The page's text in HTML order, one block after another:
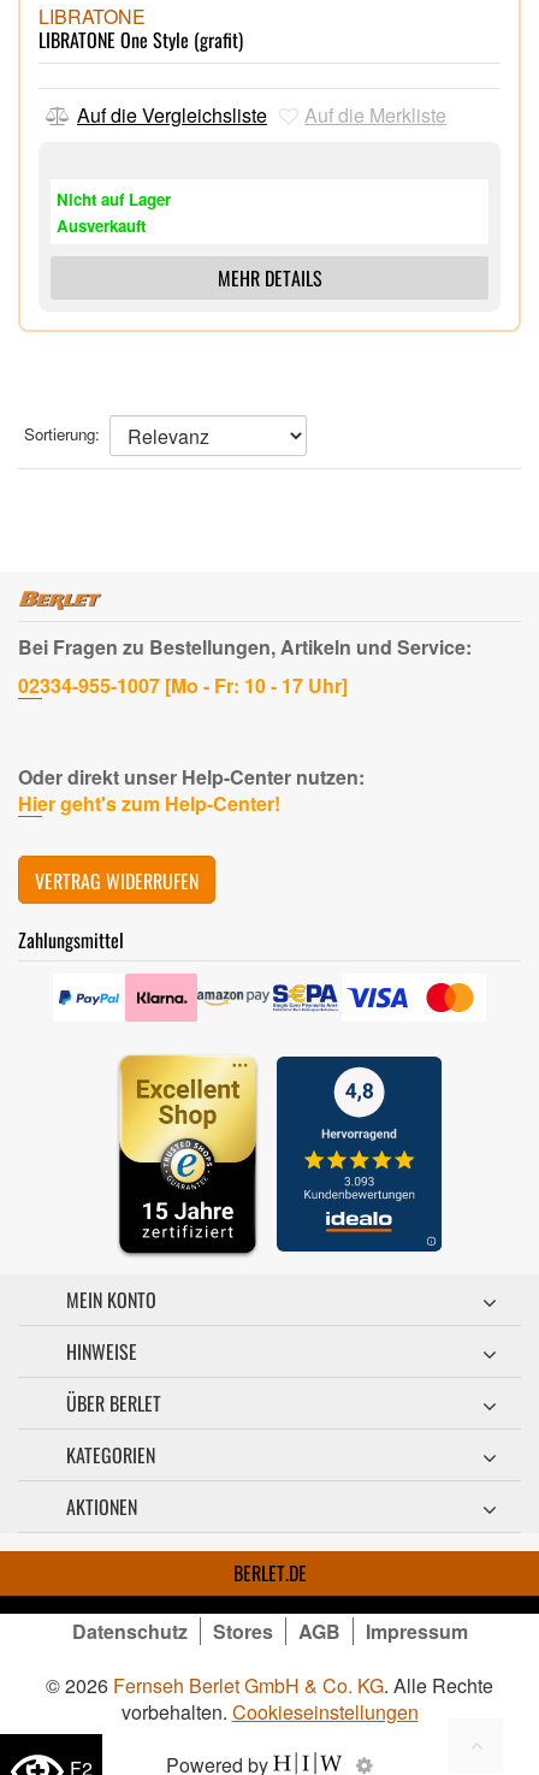
F2
LIBRATONE
LIBRATONE One Style (grafit)
Auf die Vergleichsliste Auf die Merkliste
Nicht auf Lager
Ausverkauft
MEHR DETAILS
Sortierung:
Bei Fragen zu Bestellungen, Artikeln und Service:
02334-955-1007 [Mo - Fr: 10 - 17 Uhr]
Oder direkt unser Help-Center nutzen:
Hier geht's zum Help-Center!
VERTRAG WIDERRUFEN
Zahlungsmittel
MEIN KONTO
HINWEISE
ÜBER BERLET
KATEGORIEN
AKTIONEN
BERLET.DE
Datenschutz Stores AGB
Impressum
© 2026 Fernseh Berlet GmbH & Co. KG. Alle Rechte
vorbehalten. Cookieseinstellungen
Powered by